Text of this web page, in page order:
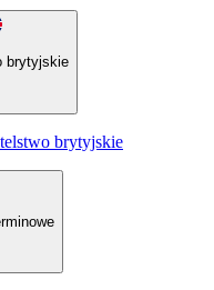
brytyjskie
brytyjskie